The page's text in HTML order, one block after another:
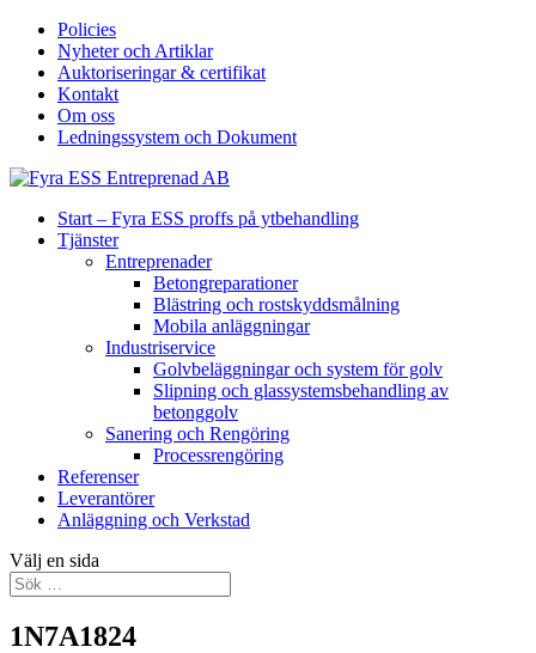
Policies
Nyheter och Artiklar
Auktoriseringar & certifikat
Kontakt
Om oss
Ledningssystem och Dokument
Start – Fyra ESS proffs på ytbehandling
Tjänster
Entreprenader
Betongreparationer
Blästring och rostskyddsmålning
Mobila anläggningar
Industriservice
Golvbeläggningar och system för golv
Slipning och glassystemsbehandling av
betonggolv
Sanering och Rengöring
Processrengöring
Referenser
Leverantörer
Anläggning och Verkstad
Välj en sida
1N7A1824